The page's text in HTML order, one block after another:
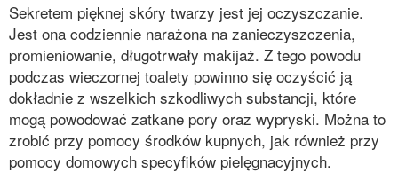
Sekretem pięknej skóry twarzy jest jej oczyszczanie.
Jest ona codziennie narażona na zanieczyszczenia,
promieniowanie, długotrwały makijaż. Z tego powodu
podczas wieczornej toalety powinno się oczyścić ją
dokładnie z wszelkich szkodliwych substancji, które
mogą powodować zatkane pory oraz wypryski. Można to
zrobić przy pomocy środków kupnych, jak również przy
pomocy domowych specyfików pielęgnacyjnych.